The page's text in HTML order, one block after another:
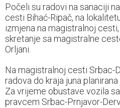
Počeli su radovi na sanaciji
cesti Bihać-Ripač, na
izmjena na magistralnoj
skretanje sa magistralne
Orljani.
Na magistralnoj cesti Srbac-
radova do kraja juna
Za vrijeme obustave vozila
pravcem Srbac-Prnjavor-